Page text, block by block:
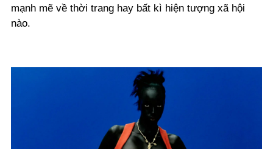
mạnh mẽ về thời trang hay bất kì hiện tượng xã hội
nào.